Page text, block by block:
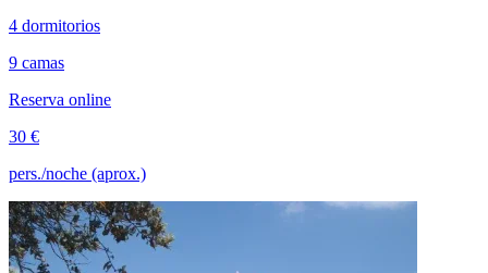
4 dormitorios
9 camas
Reserva online
30 €
pers./noche (aprox.)